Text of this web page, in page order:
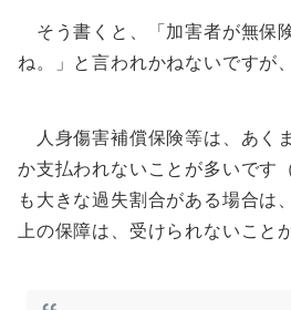
そう書くと、「加害者が無保
ね。」と言われかねないですが
人身傷害補償保険等は、あく
か支払われないことが多いです
も大きな過失割合がある場合は
上の保障は、受けられないこと